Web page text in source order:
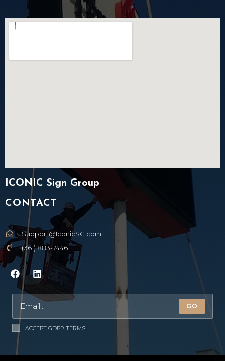
ICONIC Sign Group
CONTACT
Support@IconicSG.com
(361) 883-7446
GO
ACCEPT GDPR TERMS